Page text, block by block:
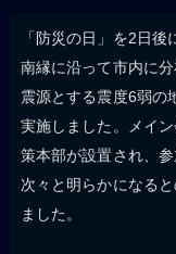
「防災の日」を2日
南縁に沿って市内に
震源とする震度6弱の
実施しました。メイ
策本部が設置され、
次々と明らかになる
ました。